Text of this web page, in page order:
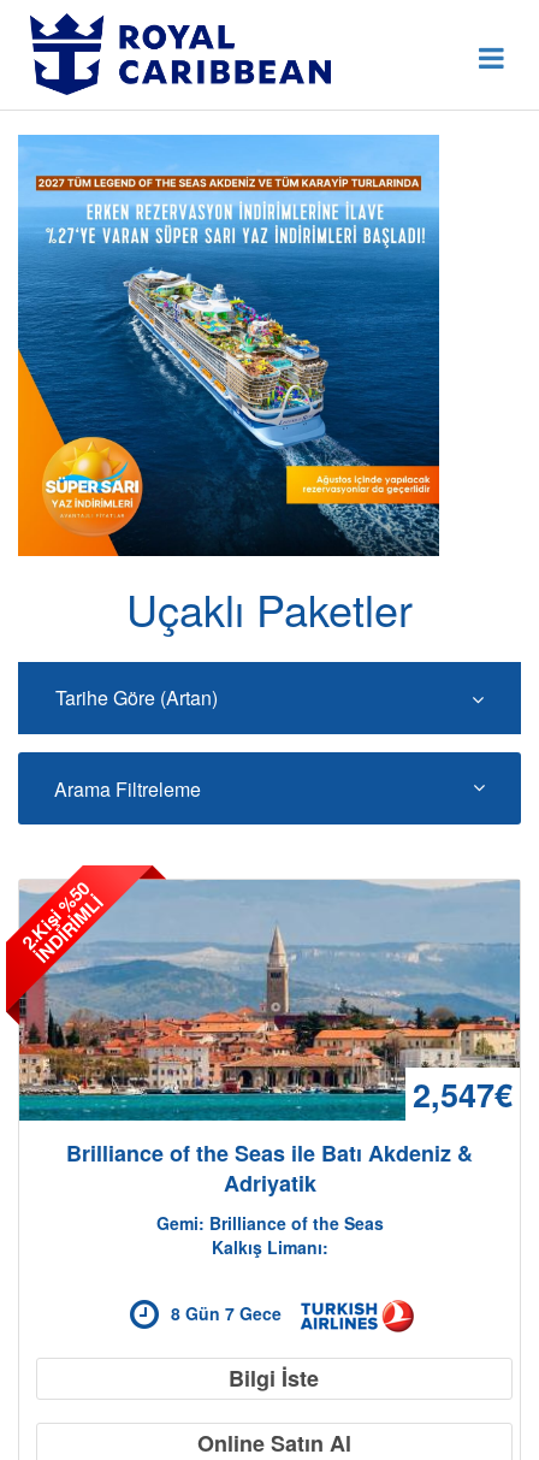
Hakkımızda
İletişim
Kurumsal Geziler
Blog
Online Check In
Giriş Yap
Destek Hattı 444 80 92
Erken Rezervasyon
Uçaklı Paketler
Tarihe Göre (Artan)
Arama Filtreleme
2
.
K
i
ş
i
%
5
0
İ
N
D
İ
R
İ
M
L
İ
2,547€
Brilliance of the Seas ile Batı Akdeniz &
Adriyatik
Gemi: Brilliance of the Seas
Kalkış Limanı:
8 Gün 7 Gece
Bilgi İste
Online Satın Al